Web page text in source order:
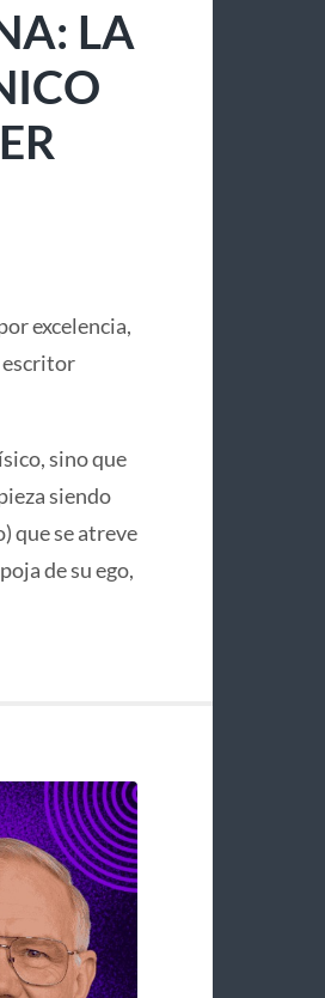
LA
excelencia,
escritor
sino que
siendo
que se atreve
de su ego,